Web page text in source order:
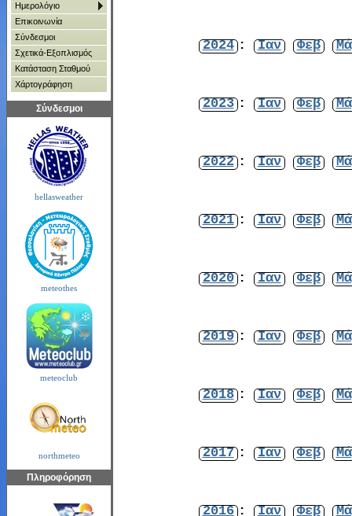
Ημερολόγιο
Επικοινωνία
Σύνδεσμοι
Σχετικά-Εξοπλισμός
Κατάσταση Σταθμού
Χάρτoγράφηση
Σύνδεσμοι
hellasweather
meteothes
meteoclub
northmeteo
Πληροφόρηση
2024 : Ιαν Φεβ
2023 : Ιαν Φεβ
2022 : Ιαν Φεβ
2021 : Ιαν Φεβ
2020 : Ιαν Φεβ
2019 : Ιαν Φεβ
2018 : Ιαν Φεβ
2017 : Ιαν Φεβ
2016 : Ιαν Φεβ